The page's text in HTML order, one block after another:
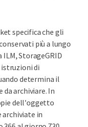
specifica che gli
più a lungo
StorageGRID
di
determina il
da archiviare. In
dell'oggetto
archiviate in